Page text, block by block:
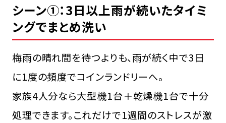
シーン①：3日以上雨が続いたタイミ
ングでまとめ洗い
梅雨の晴れ間を待つよりも、雨が続く中で3日
に1度の頻度でコインランドリーへ。
家族4人分なら大型機1台＋乾燥機1台で十分
処理できます。これだけで1週間のストレスが激